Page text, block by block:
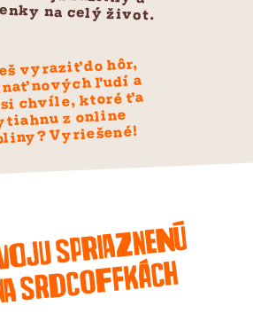
vyraziť do hôr,
nových ľudí a
chvíle, ktoré ťa
z online
Vyriešené!
na celý život.
spria
na SR